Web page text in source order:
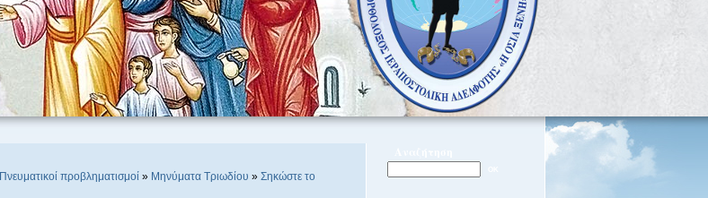
Πνευματικοί προβληματισμοί » Μηνύματα Τριωδίου » Σηκώστε το